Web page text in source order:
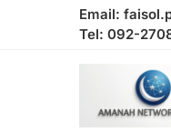
Email:
Tel: 092-